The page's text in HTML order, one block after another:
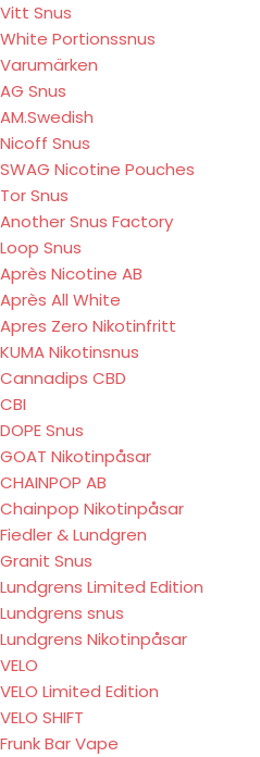
Vitt Snus
White Portionssnus
Varumärken
AG Snus
AM.Swedish
Nicoff Snus
SWAG Nicotine Pouches
Tor Snus
Another Snus Factory
Loop Snus
Après Nicotine AB
Après All White
Apres Zero Nikotinfritt
KUMA Nikotinsnus
Cannadips CBD
CBI
DOPE Snus
GOAT Nikotinpåsar
CHAINPOP AB
Chainpop Nikotinpåsar
Fiedler & Lundgren
Granit Snus
Lundgrens Limited Edition
Lundgrens snus
Lundgrens Nikotinpåsar
VELO
VELO Limited Edition
VELO SHIFT
Frunk Bar Vape